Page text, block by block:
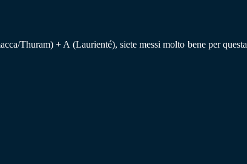
Thuram) + A (Laurienté), siete messi molto bene per questa